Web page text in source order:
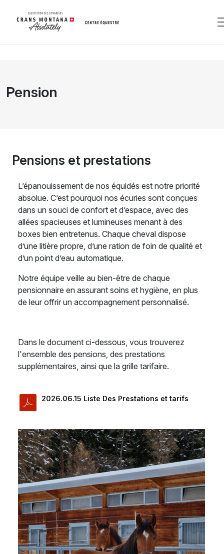
Pension
Pensions et prestations
L’épanouissement de nos équidés est notre priorité
absolue. C’est pourquoi nos écuries sont conçues
dans un souci de confort et d’espace, avec des
allées spacieuses et lumineuses menant à des
boxes bien entretenus. Chaque cheval dispose
d’une litière propre, d’une ration de foin de qualité et
d’un point d’eau automatique.
Notre équipe veille au bien-être de chaque
pensionnaire en assurant soins et hygiène, en plus
de leur offrir un accompagnement personnalisé.
Dans le document ci-dessous, vous trouverez
l'ensemble des pensions, des prestations
supplémentaires, ainsi que la grille tarifaire.
2026.06.15 Liste Des Prestations et tarifs